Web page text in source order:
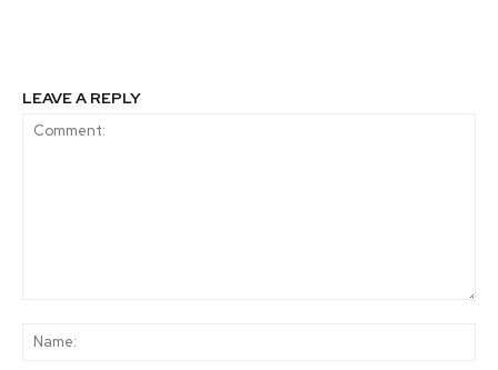
LEAVE A REPLY